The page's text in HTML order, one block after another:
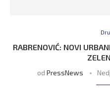
RABRENOVIĆ: NOVI
od PressNews